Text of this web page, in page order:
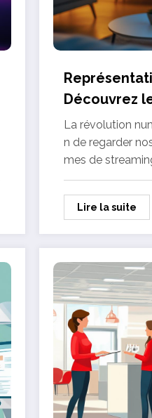
Découvrez
caster sur
La révolution
n de regarder
mes de
Lire la suite